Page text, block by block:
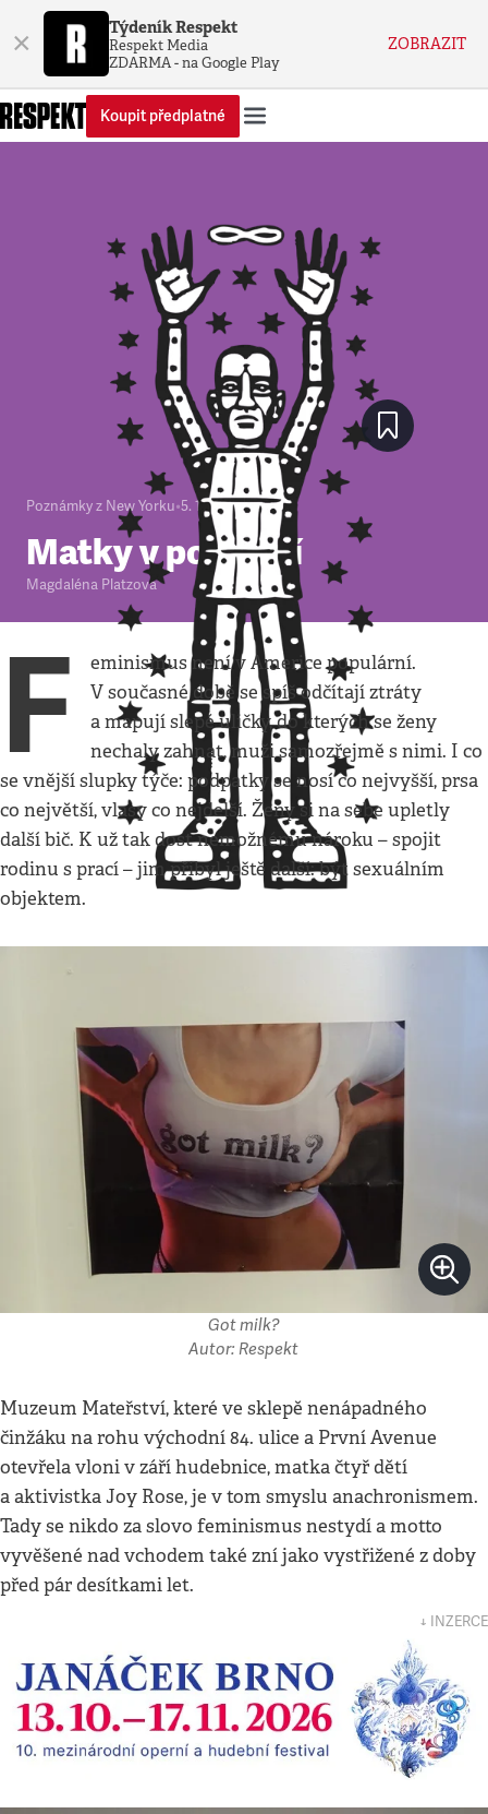
× Týdeník Respekt
Respekt Media
ZDARMA - na Google Play
ZOBRAZIT
Koupit předplatné
Poznámky z New Yorku•5. 1. 2012•4minuty
Matky v podzemí
Magdaléna Platzová
F
eminismus není v Americe populární.
V současné době se spíš odčítají ztráty
a mapují slepé uličky, do kterých se ženy
nechaly zahnat, muži samozřejmě s nimi. I co
se vnější slupky týče: podpatky se nosí co nejvyšší, prsa
co největší, vlasy co nejdelší. Ženy si na sebe upletly
další bič. K už tak dost nemožnému nároku – spojit
rodinu s prací – jim přibyl ještě další: být sexuálním
objektem.
Got milk?
Autor: Respekt
Muzeum Mateřství, které ve sklepě nenápadného
činžáku na rohu východní 84. ulice a První Avenue
otevřela vloni v září hudebnice, matka čtyř dětí
a aktivistka Joy Rose, je v tom smyslu anachronismem.
Tady se nikdo za slovo feminismus nestydí a motto
vyvěšené nad vchodem také zní jako vystřižené z doby
před pár desítkami let.
↓ INZERCE